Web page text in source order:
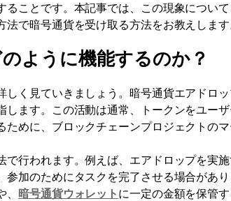
ることです。本記事では、この現象につい
で暗号通貨を受け取る方法をお教えします
ように機能するのか？
しく見ていきましょう。暗号通貨エアドロ
します。この活動は通常、トークンをユー
ために、ブロックチェーンプロジェクトの
で行われます。例えば、エアドロップを実
参加のためにタスクを完了させる場合があ
暗号通貨ウォレット に一定の金額を保管